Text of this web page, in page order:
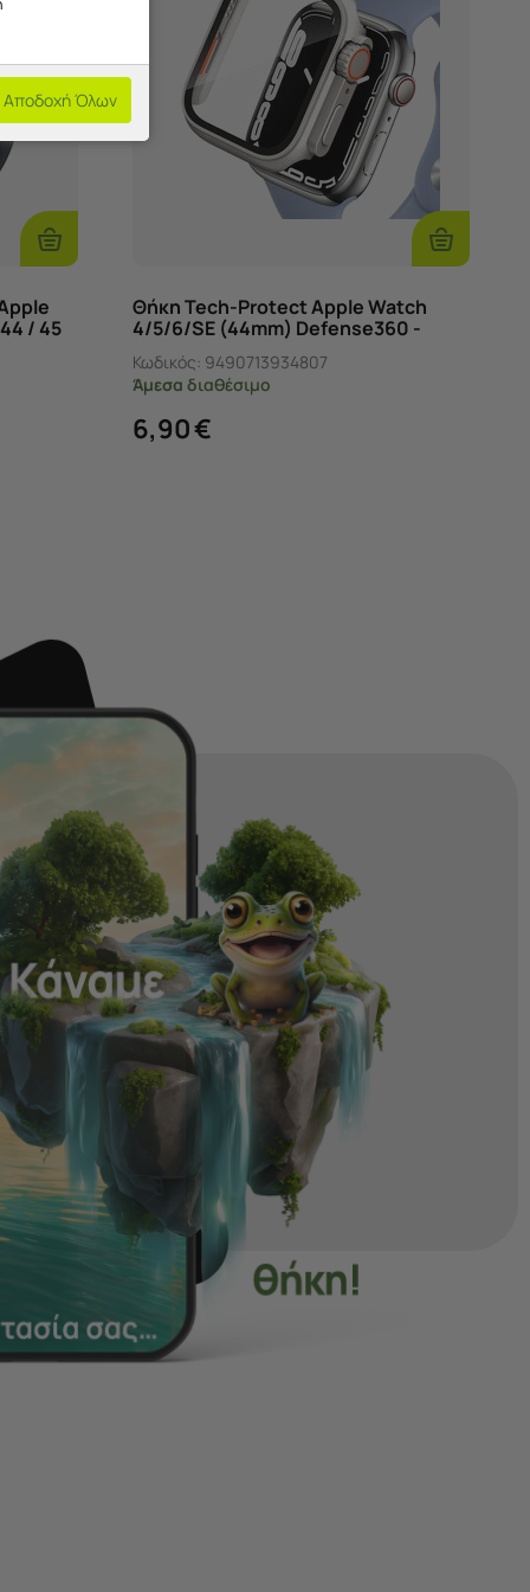
Προσθήκη
Στο
Καλάθι
/ 45
Προσθήκη
Στο
Καλάθι
Θήκη Tech-Protect Apple Watch
4/5/6/SE (44mm) Defense360 -
Titanium/Orange
Κωδικός: 9490713934807
Άμεσα διαθέσιμο
6,90€
Αποδοχή Όλων